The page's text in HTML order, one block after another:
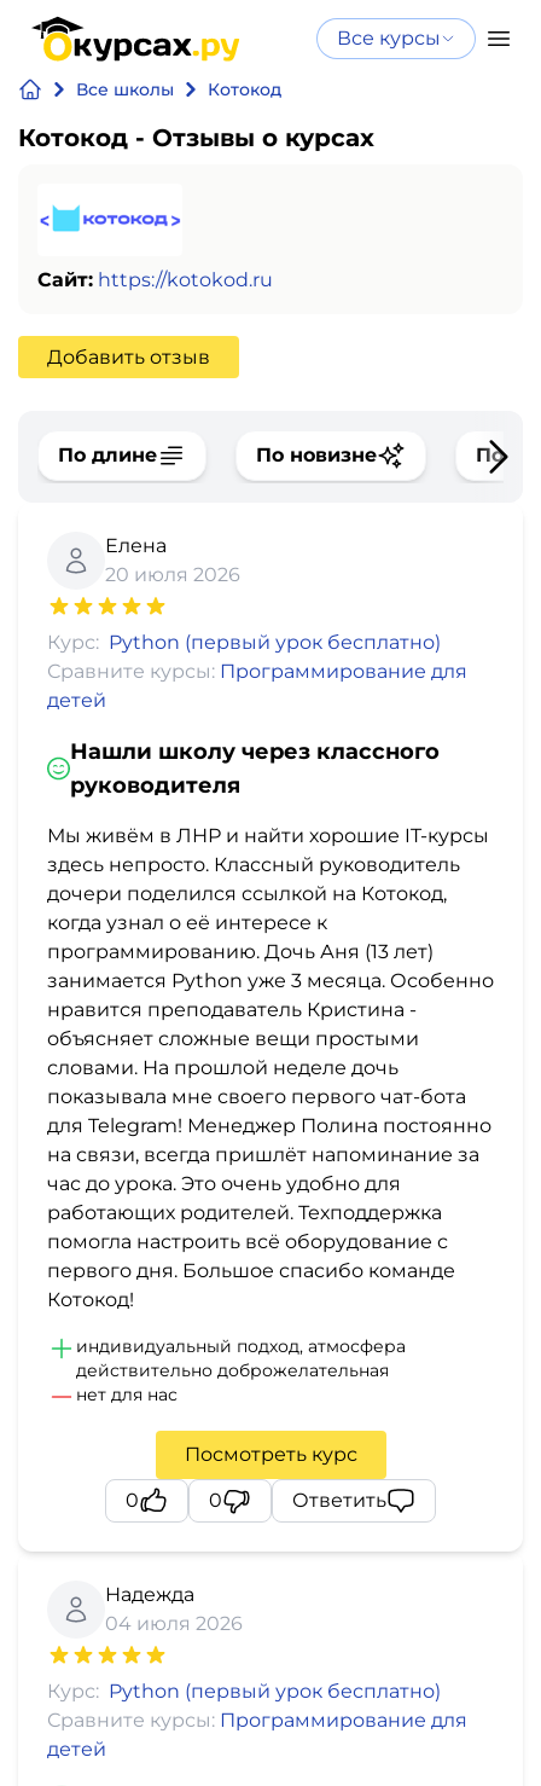
Все курсы
Все школы Котокод
Котокод - Отзывы о курсах
Сайт: https://kotokod.ru
Добавить отзыв
По длине По новизне По
Елена
20 июля 2026
Курс: Python (первый урок бесплатно)
Сравните курсы: Программирование для
детей
Нашли школу через классного
руководителя
Мы живём в ЛНР и найти хорошие IT-курсы
здесь непросто. Классный руководитель
дочери поделился ссылкой на Котокод,
когда узнал о её интересе к
программированию. Дочь Аня (13 лет)
занимается Python уже 3 месяца. Особенно
нравится преподаватель Кристина -
объясняет сложные вещи простыми
словами. На прошлой неделе дочь
показывала мне своего первого чат-бота
для Telegram! Менеджер Полина постоянно
на связи, всегда пришлёт напоминание за
час до урока. Это очень удобно для
работающих родителей. Техподдержка
помогла настроить всё оборудование с
первого дня. Большое спасибо команде
Котокод!
индивидуальный подход, атмосфера
действительно доброжелательная
нет для нас
Посмотреть курс
0
0 Ответить
Надежда
04 июля 2026
Курс: Python (первый урок бесплатно)
Сравните курсы: Программирование для
детей
Нейросеть
Бизнес
и
Дизайн
Аналитика
фото,
аудио
Маркетинг
Иностранный
язык
детей
Красота,
здоровье,
фитнес
Психология
и
саморазвитие
Прочее
Репетиторы
Тесты
на
профориентацию
Курсы по
Бесплатно